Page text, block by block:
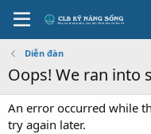
Diễn đàn
Oops! We ran into
An error occurred while
try again later.